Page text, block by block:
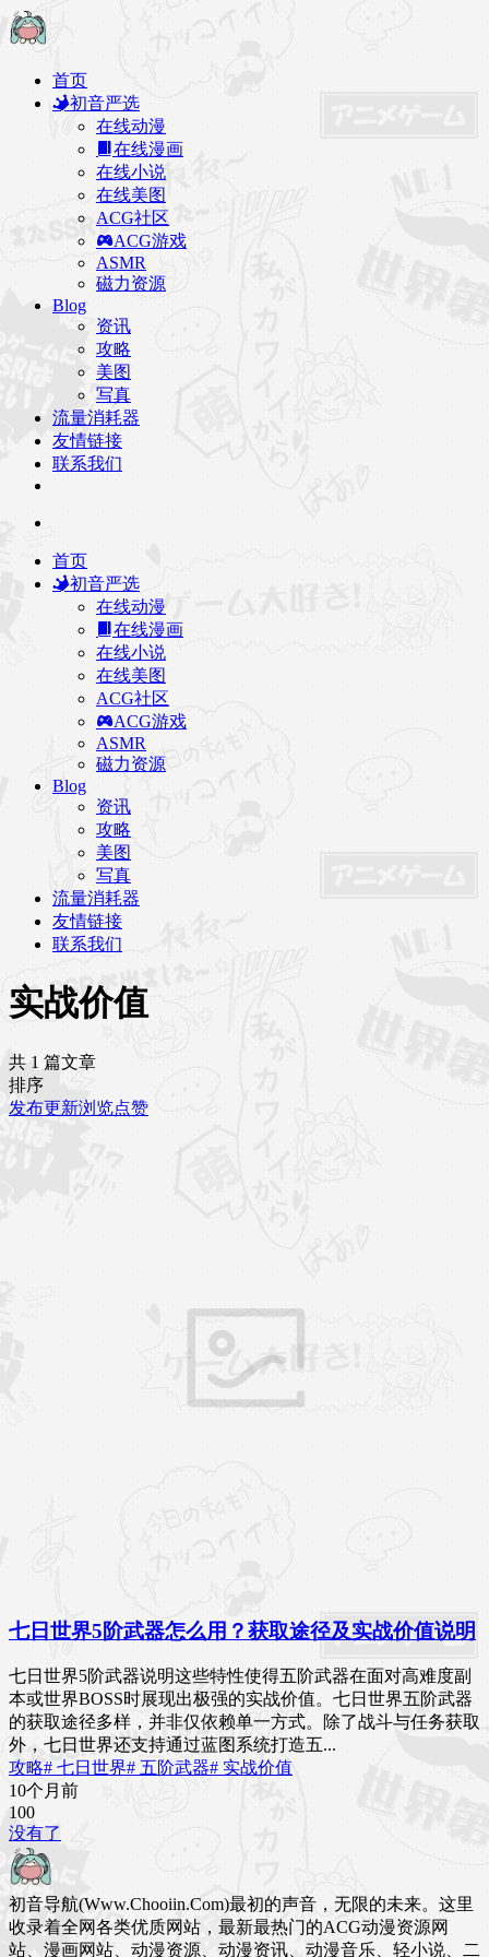
首页
初音严选
在线动漫
在线漫画
在线小说
在线美图
ACG社区
ACG游戏
ASMR
磁力资源
Blog
资讯
攻略
美图
写真
流量消耗器
友情链接
联系我们
首页
初音严选
在线动漫
在线漫画
在线小说
在线美图
ACG社区
ACG游戏
ASMR
磁力资源
Blog
资讯
攻略
美图
写真
流量消耗器
友情链接
联系我们
实战价值
共 1 篇文章
排序
发布更新浏览点赞
七日世界5阶武器怎么用？获取途径及实战价值说明
七日世界5阶武器说明这些特性使得五阶武器在面对高难度副
本或世界BOSS时展现出极强的实战价值。七日世界五阶武器
的获取途径多样，并非仅依赖单一方式。除了战斗与任务获取
外，七日世界还支持通过蓝图系统打造五...
攻略# 七日世界# 五阶武器# 实战价值
10个月前
100
没有了
初音导航(Www.Chooiin.Com)最初的声音，无限的未来。这里
收录着全网各类优质网站，最新最热门的ACG动漫资源网
站、漫画网站、动漫资源、动漫资讯、动漫音乐、轻小说、二